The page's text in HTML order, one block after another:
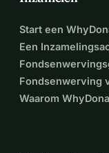
Start een
Een
Fondsenwerving
Waarom